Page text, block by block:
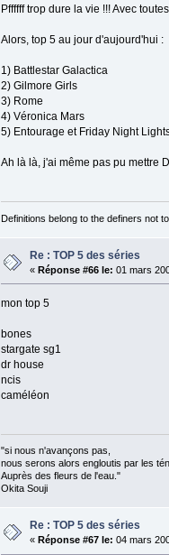
Pffffff trop dure la vie !!! Avec
Alors, top 5 au jour d'aujourd'hui :
1) Battlestar Galactica
2) Gilmore Girls
3) Rome
4) Véronica Mars
5) Entourage et Friday Night
Ah là là, j'ai même pas pu mettre
Definitions belong to the definers not
Re : TOP 5 des séries
«Réponse #66 le: 01 mars
mon top 5
bones
stargate sg1
dr house
ncis
caméléon
"si nous n'avançons pas,
nous serons alors engloutis par les
Auprès des fleurs de l'eau."
Okita Souji
Re : TOP 5 des séries
« Réponse #67 le: 04 mars